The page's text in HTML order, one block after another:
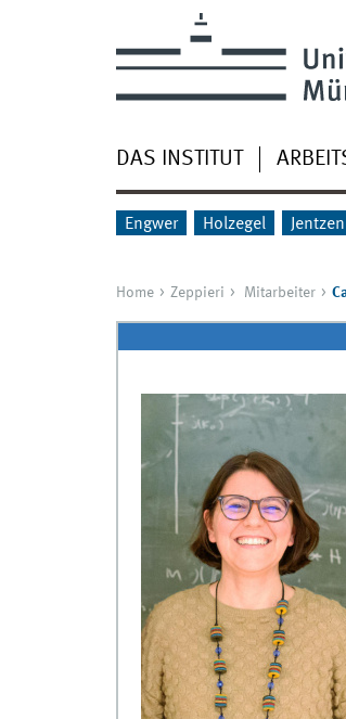
DAS INSTITUT
Engwer Holzegel Jentzen
Home Zeppieri Mitarbeiter